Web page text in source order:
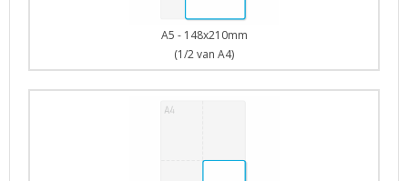
A5 - 148x210mm
(1/2 van A4)